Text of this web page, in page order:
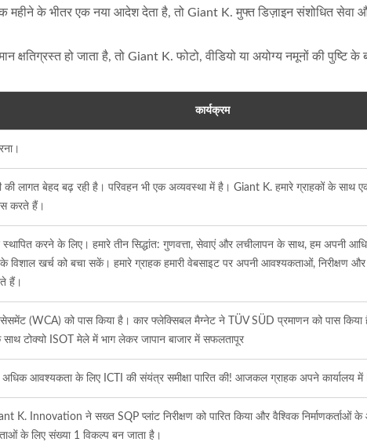
महीने के भीतर एक नया आदेश देता है, तो Giant K. मुफ्त डिज़ाइन संशोधित सेवा
क्षतिग्रस्त हो जाता है, तो Giant K. फोटो, वीडियो या अयोग्य नमूनों की
कार्यक्रम
की लागत बेहद बढ़ रही है। परिवहन भी एक अव्यवस्था में है। Giant K. हमारे ग्राहकों के
करते हैं।
करने के लिए। हमारे तीन सिद्धांत: गुणवत्ता, सेवाएं और लचीलापन के साथ, हम अपनी
खर्च को बचा सकें। हमारे ग्राहक हमारी वेबसाइट पर अपनी आवश्यकताओं,
हैं।
(WCA) को पास किया है। कार फ्लेक्सिबल मैग्नेट ने TÜV SÜD प्रमाणन को पास किया
टोक्यो ISOT मेले में भाग लेकर जापान बाजार में सफलतापूर
आवश्यकता के लिए ICTI की संयंत्र समीक्षा पारित की! आजकल ग्राहक अपने कार्यालय
Innovation ने सख्त SQP प्लांट निरीक्षण को पारित किया और वैश्विक
के लिए संख्या 1 विकल्प बन जाता है।